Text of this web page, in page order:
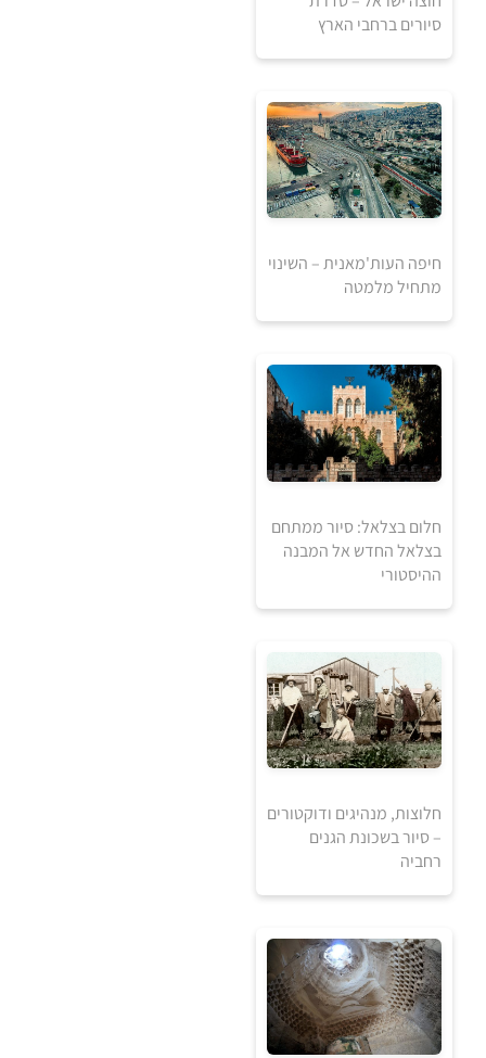
₪
1840
סיורים ברחבי הארץ
120
₪
למידע ולרכישה
חיפה העות'מאנית – השינוי
מתחיל מלמטה
80
₪
למידע ולרכישה
חלום בצלאל: סיור ממתחם
בצלאל החדש אל המבנה
ההיסטורי
למידע ולרכישה
חלוצות, מנהיגים ודוקטורים
– סיור בשכונת הגנים
רחביה